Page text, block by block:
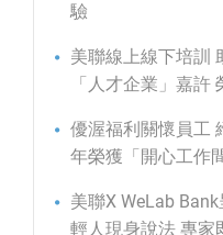
驗
美聯線上線下培訓
「人才企業」嘉許
優渥福利關懷員工
年榮獲「開心工作
美聯X WeLab
輕人現身說法 專家